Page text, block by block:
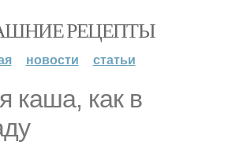
РЕЦЕПТЫ
новости статьи
каша, как в